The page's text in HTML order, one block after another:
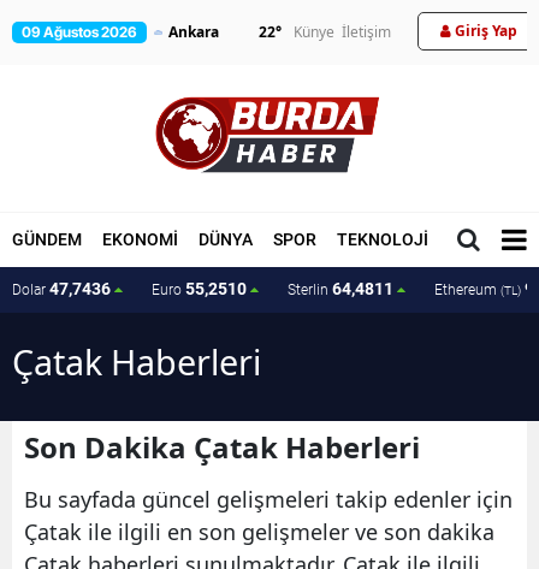
09 Ağustos 2026 22° Künye İletişim Giriş Yap
GÜNDEM EKONOMİ DÜNYA SPOR TEKNOLOJİ MAGAZİN
Dolar 47,7436 Euro 55,2510 Sterlin 64,4811 Ethereum (TL)
Çatak Haberleri
Son Dakika Çatak Haberleri
Bu sayfada güncel gelişmeleri takip edenler için
Çatak ile ilgili en son gelişmeler ve son dakika